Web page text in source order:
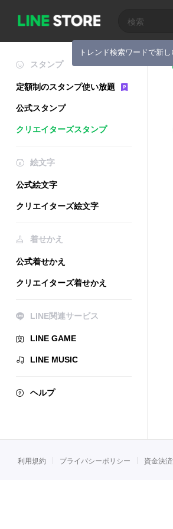
トレンド検索ワードで新
スタンプ
定額制のスタンプ使い放題
公式スタンプ
クリエイターズスタンプ
絵文字
公式絵文字
クリエイターズ絵文字
着せかえ
公式着せかえ
クリエイターズ着せかえ
LINE関連サービス
LINE GAME
LINE MUSIC
ヘルプ
利用規約 プライバシーポリシー 資金決